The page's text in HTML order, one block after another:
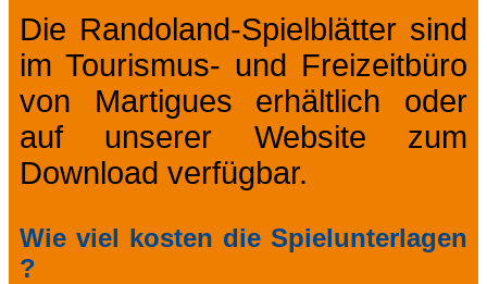
Die Randoland-Spielblätter sind
im Tourismus- und Freizeitbüro
von Martigues erhältlich oder
auf unserer Website zum
Download verfügbar.
Wie viel kosten die Spielunterlagen
?